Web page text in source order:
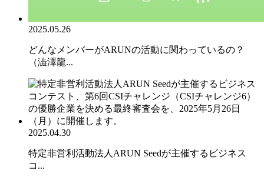
2025.05.26
どんなメンバーがARUNの活動に関わっているの？
（澁澤龍...
2025.04.30
特定非営利活動法人ARUN Seedが主催するビジネス
コ...